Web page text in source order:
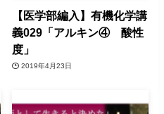
【医学部編入】有機化学講
義029「アルキン④ 酸性
度」
2019年4月23日